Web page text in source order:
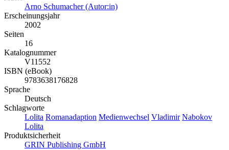
Arno Schumacher (Autor:in)
Erscheinungsjahr
2002
Seiten
16
Katalognummer
V11552
ISBN (eBook)
9783638176828
Sprache
Deutsch
Schlagworte
Lolita Romanadaption Medienwechsel Vladimir Nabokov
Lolita
Produktsicherheit
GRIN Publishing GmbH